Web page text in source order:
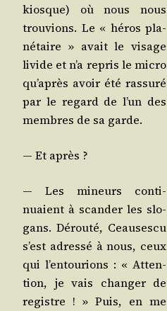
kiosque) où nous nous
trou­vions. Le « héros pla­
né­taire » avait le visage
livide et n’a repris le micro
qu’a­près avoir été ras­su­ré
par le regard de l’un des
membres de sa garde.
— Et après ?
— Les mineurs conti­
nuaient à scan­der les slo­
gans. Dérou­té, Ceau­ses­cu
s’est adres­sé à nous, ceux
qui l’en­tou­rions : « Atten­
tion, je vais chan­ger de
registre ! » Puis, en me